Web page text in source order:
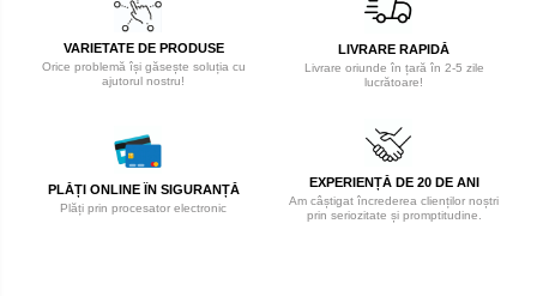
VARIETATE DE PRODUSE
Orice problemă își găsește soluția cu
ajutorul nostru!
LIVRARE RAPIDĂ
Livrare oriunde în țară în 2-5 zile
lucrătoare!
PLĂȚI ONLINE ÎN SIGURANȚĂ
Plăți prin procesator electronic
EXPERIENȚĂ DE 20 DE ANI
Am câștigat încrederea clienților noștri
prin seriozitate și promptitudine.